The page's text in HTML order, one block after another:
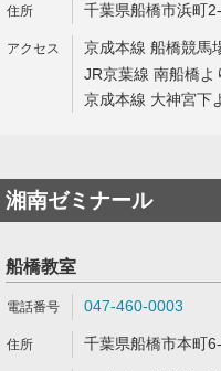
千葉県船橋市浜町
京成本線 船橋競馬
JR京葉線 南船橋よ
京成本線 大神宮下
湘南ゼミナール
船橋教室
047-460-0003
千葉県船橋市本町